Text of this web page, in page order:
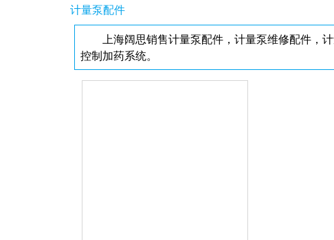
<查看详情>
计量泵配件
上海阔思销售计量泵配件，计量泵维修配件，
控制加药系统。